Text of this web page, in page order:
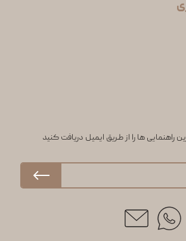
راهنمایی ها را از طریق ایمیل دریافت کنید